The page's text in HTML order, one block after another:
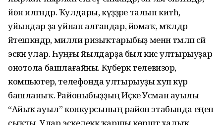
йөн иләгәндәр. Ҡулдары, күҙҙәре талып китһә,
уйындар ҙа уйнап алғандар, йомаҡ, мәҡәлдәр
әйтешкәндәр, милли ризыҡтарыбыҙ менән тәмләп сәй
эскән улар. Һуңғы йылдарҙа был кис ултырыуҙар
онотола башлағайны. Күберәк телевизор,
компьютер, телефонда ултырыуҙы хуп күрә
башланыҡ. Районыбыҙҙың Иҫке Усман ауылы
“Айыҡ ауыл” конкурсының район этабында еңеп